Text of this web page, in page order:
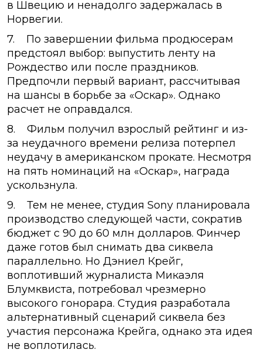
в Швецию и ненадолго задержалась в
Норвегии.
7. По завершении фильма продюсерам
предстоял выбор: выпустить ленту на
Рождество или после праздников.
Предпочли первый вариант, рассчитывая
на шансы в борьбе за «Оскар». Однако
расчет не оправдался.
8. Фильм получил взрослый рейтинг и из-
за неудачного времени релиза потерпел
неудачу в американском прокате. Несмотря
на пять номинаций на «Оскар», награда
ускользнула.
9. Тем не менее, студия Sony планировала
производство следующей части, сократив
бюджет с 90 до 60 млн долларов. Финчер
даже готов был снимать два сиквела
параллельно. Но Дэниел Крейг,
воплотивший журналиста Микаэля
Блумквиста, потребовал чрезмерно
высокого гонорара. Студия разработала
альтернативный сценарий сиквела без
участия персонажа Крейга, однако эта идея
не воплотилась.